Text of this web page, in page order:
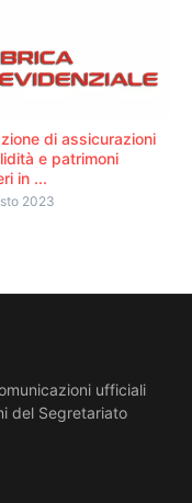
di assicurazioni
e patrimoni
in ...
2023
ufficiali
del Segretariato